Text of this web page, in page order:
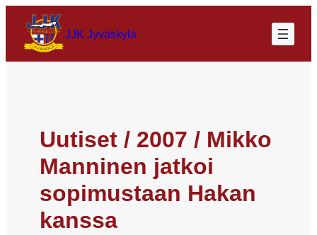
JJK Jyväskylä
Uutiset / 2007 / Mikko
Manninen jatkoi
sopimustaan Hakan
kanssa